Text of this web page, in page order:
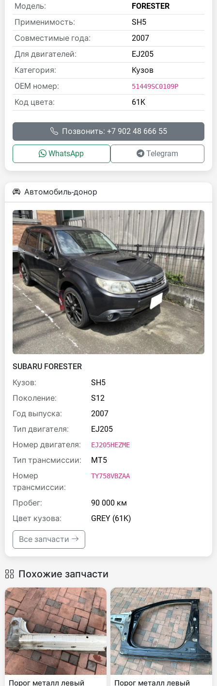
Модель:
FORESTER
Применимость:
SH5
Совместимые года:
2007
Для двигателей:
EJ205
Категория:
Кузов
OEM номер:
51449SC0109P
Код цвета: 61K
Позвонить: +7 902 48 666 55
WhatsApp Telegram
Автомобиль-донор
SUBARU FORESTER
Кузов:
SH5
Поколение:
S12
Год выпуска:
2007
Тип двигателя:
EJ205
Номер двигателя:
EJ205HEZME
Тип трансмиссии:
MT5
Номер
трансмиссии:
TY758VBZAA
Пробег:
90 000 км
Цвет кузова:
GREY (61K)
Все запчасти
Похожие запчасти
Порог металл левый Порог металл левый